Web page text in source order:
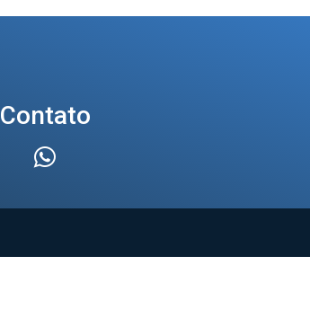
Contato